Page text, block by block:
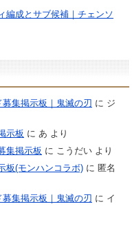
編成とサブ候補｜チェンソ
募集掲示板｜鬼滅の刃 に ジ
示板 に あ より
集掲示板 に こうだいより
板(モンハンコラボ)に 匿名
募集掲示板｜鬼滅の刃 に イ